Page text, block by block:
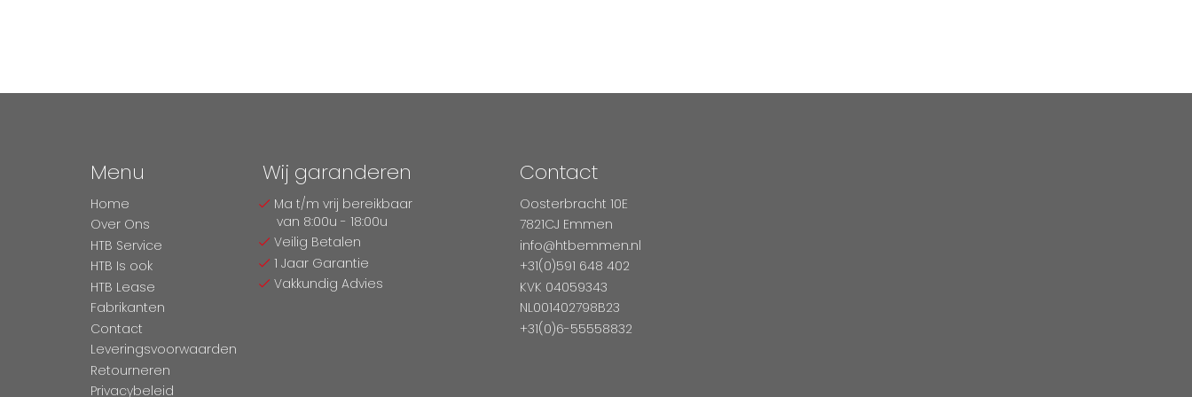
Menu
Home
Over Ons
HTB Service
HTB Is ook
HTB Lease
Fabrikanten
Contact
Leveringsvoorwaarden
Retourneren
Privacybeleid
Wij garanderen
Ma t/m vrij bereikbaar
van 8:00u - 18:00u
Veilig Betalen
1 Jaar Garantie
Vakkundig Advies
Contact
Oosterbracht 10E
7821CJ Emmen
info@htbemmen.nl
+31(0)591 648 402
KVK 04059343
NL001402798B23
+31(0)6-55558832